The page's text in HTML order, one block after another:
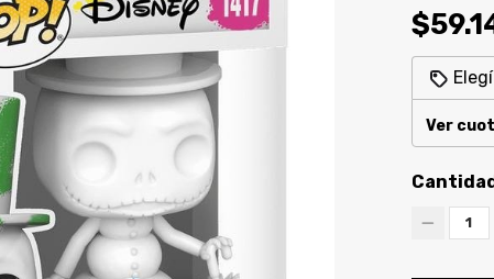
Ver
Cantidad
1